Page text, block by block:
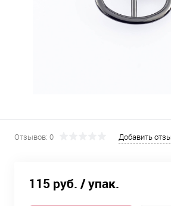
Отзывов: 0 Добавить
115 руб. / упак.